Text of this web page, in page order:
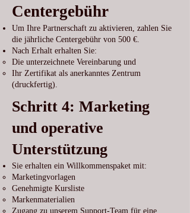
Centergebühr
Um Ihre Partnerschaft zu aktivieren, zahlen Sie
die jährliche Centergebühr von 500 €.
Nach Erhalt erhalten Sie:
Die unterzeichnete Vereinbarung und
Ihr Zertifikat als anerkanntes Zentrum
(druckfertig).
Schritt 4: Marketing
und operative
Unterstützung
Sie erhalten ein Willkommenspaket mit:
Marketingvorlagen
Genehmigte Kursliste
Markenmaterialien
Zugang zu unserem Support-Team für eine